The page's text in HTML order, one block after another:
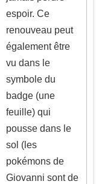
espoir. Ce
renouveau peut
également être
vu dans le
symbole du
badge (une
feuille) qui
pousse dans le
sol (les
pokémons de
Giovanni sont de